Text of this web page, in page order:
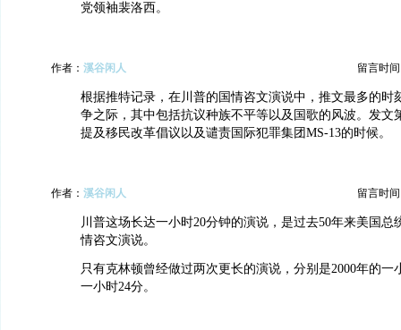
党领袖裴洛西。
作者： 溪谷闲人 留言时间
根据推特记录，在川普的国情咨文演说中，推文最多的时
争之际，其中包括抗议种族不平等以及国歌的风波。发文
提及移民改革倡议以及谴责国际犯罪集团MS-13的时候。
作者： 溪谷闲人 留言时间
川普这场长达一小时20分钟的演说，是过去50年来美国总
情咨文演说。
只有克林顿曾经做过两次更长的演说，分别是2000年的一
一小时24分。